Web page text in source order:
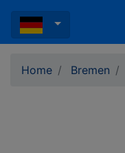
Home Bremen